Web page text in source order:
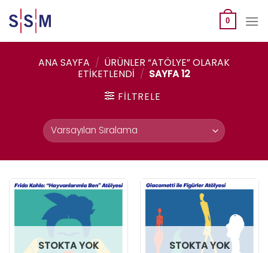
to
content
0
ANA SAYFA / ÜRÜNLER “ATÖLYE” OLARAK
ETIKETLENDI / SAYFA 12
FILTRELE
STOKTA YOK STOKTA YOK